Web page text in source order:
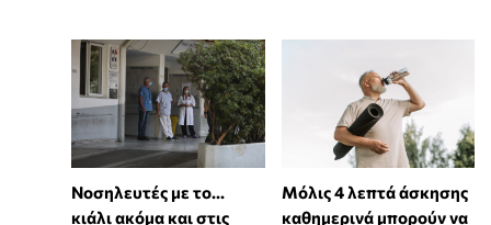
Νοσηλευτές με το...
κιάλι ακόμα και στις
Μόλις 4 λεπτά άσκησης
καθημερινά μπορούν να